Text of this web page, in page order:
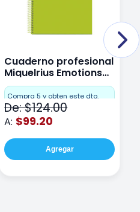
Cuaderno profesional
Miquelrius Emotions
Dots 80 hojas Lima
Compra 5 y obten este dto.
De: $124.00
A: $99.20
Agregar